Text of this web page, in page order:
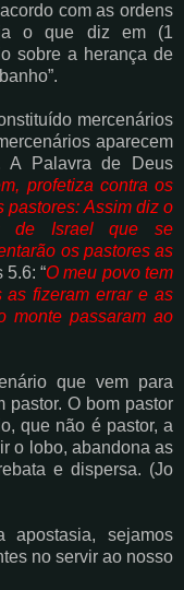
com as ordens
o que diz em (1
sobre a herança de
mercenários
aparecem
A Palavra de Deus
profetiza contra os
pastores: Assim diz o
de Israel que se
os pastores as
5.6: “Omeu povo tem
as fizeram errar e as
monte passaram ao
que vem para
pastor. O bom pastor
que não é pastor, a
o lobo, abandona as
e dispersa. (Jo
apostasia, sejamos
no servir ao nosso